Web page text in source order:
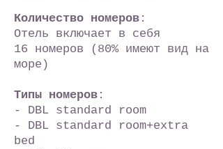
Количество номеров :
Отель включает в себя
16 номеров (80% имеют вид на
море)
Типы номеров :
- DBL standard room
- DBL standard room+extra
bed